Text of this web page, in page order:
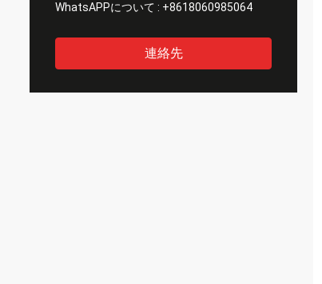
WhatsAPPについて : +8618060985064
連絡先